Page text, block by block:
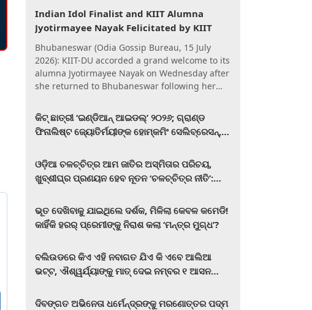
Indian Idol Finalist and KIIT Alumna
Jyotirmayee Nayak Felicitated by KIIT
Bhubaneswar (Odia Gossip Bureau, 15 July
2026): KIIT-DU accorded a grand welcome to its
alumna Jyotirmayee Nayak on Wednesday after
she returned to Bhubaneswar following her
କିଟ୍‍ ଛାତ୍ରୀ ‘ଇଣ୍ଡିଆନ୍ ଆଇଡଲ୍‌’ ୨୦୨୬; ଗ୍ରାଣ୍ଡ
ଫିନାଲିଷ୍ଟ ଜ୍ୟୋତିର୍ମୟୀଙ୍କ ହୋମ୍‍କମିଂ ସେଲିବ୍ରେସନ୍‍,
ଓଡ଼ିଆ ଚଳଚ୍ଚିତ୍ର ଆମ ଜାତିର ଅସ୍ମିତାର ପରିଚୟ,
ଖୁବ୍‌ଶୀଘ୍ର ପ୍ରଣୟନ ହେବ ନୂତନ ‘ଚଳଚ୍ଚିତ୍ର ନୀତି’:
ଭୂତ ଦେଖିବାକୁ ଯାଇଥିଲେ ଦର୍ଶକ, ମିଳିଲା କେବଳ କମେଡି!
କାହିଁକି ହରର୍‌ ପ୍ରେମୀଙ୍କୁ ନିରାଶ କଲା ‘ମନ୍ତ୍ର ମୁଗ୍ଧ’?
ବଲିଉଡରେ କିଏ ଏହି ନବାଗତ ଯିଏ କି ଏବେ ଆଲିଆ
ଭଟ୍ଟ, ଐଶ୍ୱର୍ଯ୍ୟାଙ୍କୁ ମାତ୍‌ ଦେଇ ନମ୍ବର ୧ ଆସନ
ଦିବଙ୍ଗତ ଅଭିନେତା ଧର୍ମେନ୍ଦ୍ରଙ୍କୁ ମରଣୋତ୍ତର ପଦ୍ମ